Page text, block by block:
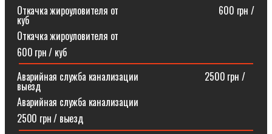
Откачка жироуловителя от⠀⠀⠀⠀⠀⠀⠀⠀⠀⠀⠀⠀⠀⠀600 грн /
куб
Откачка жироуловителя от
600 грн / куб
Аварийная служба канализации ⠀⠀⠀⠀⠀⠀⠀⠀⠀2500 грн /
выезд
Аварийная служба канализации
2500 грн / выезд